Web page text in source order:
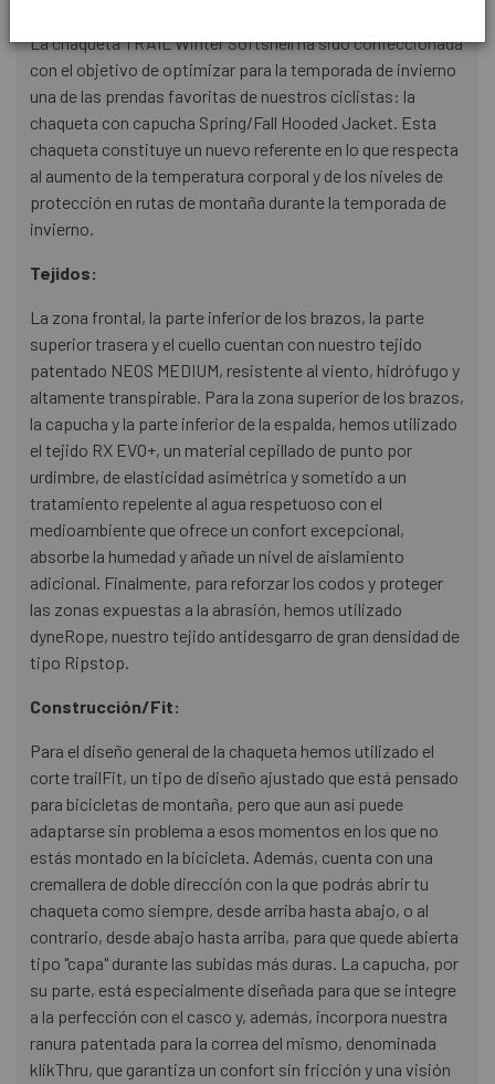
La chaqueta TRAIL Winter Softshell ha sido confeccionada
con el objetivo de optimizar para la temporada de invierno
una de las prendas favoritas de nuestros ciclistas: la
chaqueta con capucha Spring/Fall Hooded Jacket. Esta
chaqueta constituye un nuevo referente en lo que respecta
al aumento de la temperatura corporal y de los niveles de
protección en rutas de montaña durante la temporada de
invierno.
Tejidos:
La zona frontal, la parte inferior de los brazos, la parte
superior trasera y el cuello cuentan con nuestro tejido
patentado NEOS MEDIUM, resistente al viento, hidrófugo y
altamente transpirable. Para la zona superior de los brazos,
la capucha y la parte inferior de la espalda, hemos utilizado
el tejido RX EVO+, un material cepillado de punto por
urdimbre, de elasticidad asimétrica y sometido a un
tratamiento repelente al agua respetuoso con el
medioambiente que ofrece un confort excepcional,
absorbe la humedad y añade un nivel de aislamiento
adicional. Finalmente, para reforzar los codos y proteger
las zonas expuestas a la abrasión, hemos utilizado
dyneRope, nuestro tejido antidesgarro de gran densidad de
tipo Ripstop.
Construcción/Fit:
Para el diseño general de la chaqueta hemos utilizado el
corte trailFit, un tipo de diseño ajustado que está pensado
para bicicletas de montaña, pero que aun así puede
adaptarse sin problema a esos momentos en los que no
estás montado en la bicicleta. Además, cuenta con una
cremallera de doble dirección con la que podrás abrir tu
chaqueta como siempre, desde arriba hasta abajo, o al
contrario, desde abajo hasta arriba, para que quede abierta
tipo "capa" durante las subidas más duras. La capucha, por
su parte, está especialmente diseñada para que se integre
a la perfección con el casco y, además, incorpora nuestra
ranura patentada para la correa del mismo, denominada
klikThru, que garantiza un confort sin fricción y una visión